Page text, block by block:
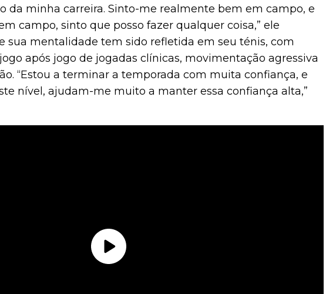
da minha carreira. Sinto-me realmente bem em campo, e
campo, sinto que posso fazer qualquer coisa,” ele
sua mentalidade tem sido refletida em seu ténis, com
após jogo de jogadas clínicas, movimentação agressiva
“Estou a terminar a temporada com muita confiança, e
nível, ajudam-me muito a manter essa confiança alta,”